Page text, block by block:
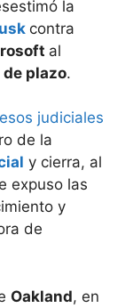
la
contra
al
plazo.
judiciales
de la
y cierra, al
expuso las
y
de
Oakland, en